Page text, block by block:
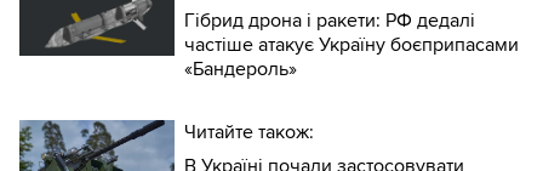
Гібрид дрона і ракети: РФ дедалі
частіше атакує Україну боєприпасами
«Бандероль»
Читайте також:
В Україні почали застосовувати